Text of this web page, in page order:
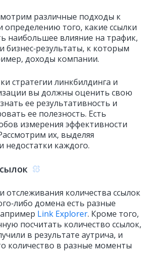
различные подходы к
определению того, какие ссылки
наибольшее влияние на трафик,
бизнес‑результаты, к которым
доходы компании.
стратегии линкбилдинга и
вы должны оценить свою
ее результативность и
ее полезность. Есть
измерения эффективности
их, выделяя
недостатки каждого.
отслеживания количества ссылок
домена есть разные
Link Explorer. Кроме того,
посчитать количество ссылок,
в результате аутрича, и
количество в разные моменты